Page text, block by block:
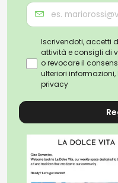
Iscrivendoti, accetti
attività e consigli di
o revocare il
ulteriori
privacy